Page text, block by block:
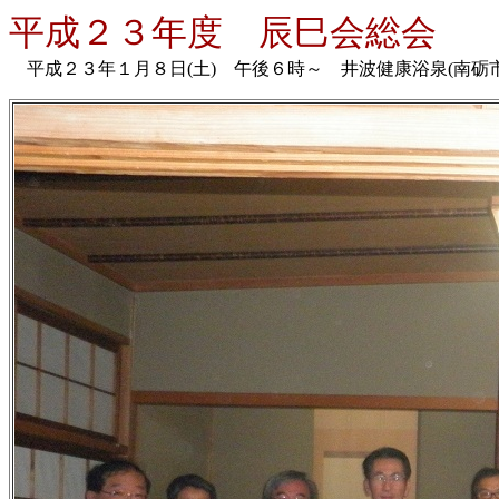
平成２３年度 辰巳会総会
平成２３年１月８日(土) 午後６時～ 井波健康浴泉(南砺